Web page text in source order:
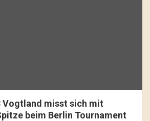
Vogtland misst sich mit
beim Berlin Tournament